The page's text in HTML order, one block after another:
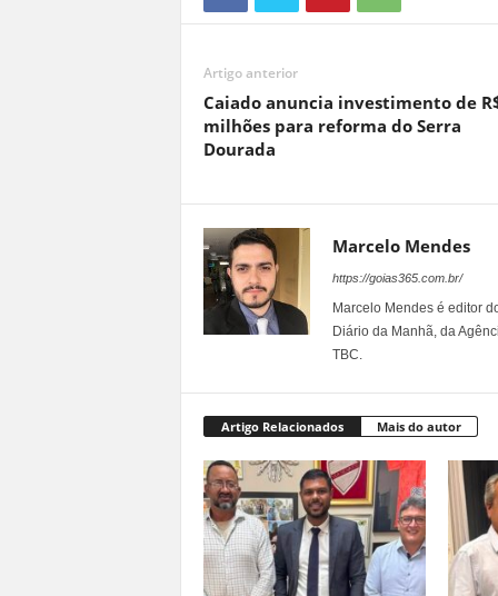
Artigo anterior
Caiado anuncia investimento de
milhões para reforma do Serra
Dourada
Marcelo Mendes
https://goias365.com.br/
Marcelo Mendes é editor
Diário da Manhã, da
TBC.
Artigo Relacionados Mais do autor